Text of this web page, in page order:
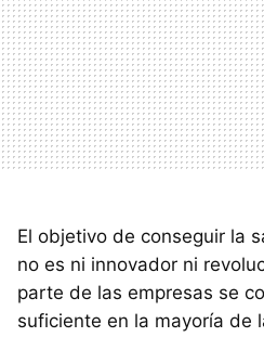
El objetivo de conseguir la
no es ni innovador ni
parte de las empresas se
suficiente en la mayoría de